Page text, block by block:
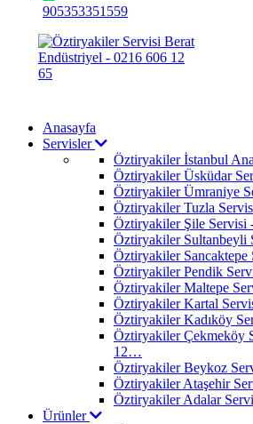
905353351559
Anasayfa
Servisler
Öztiryakiler İstanbul
Öztiryakiler Üsküdar
Öztiryakiler Ümraniye
Öztiryakiler Tuzla
Öztiryakiler Şile Servisi
Öztiryakiler
Öztiryakiler
Öztiryakiler Pendik
Öztiryakiler Maltepe
Öztiryakiler Kartal
Öztiryakiler Kadıköy
Öztiryakiler Çekmeköy
12…
Öztiryakiler Beykoz
Öztiryakiler Ataşehir
Öztiryakiler Adalar
Ürünler